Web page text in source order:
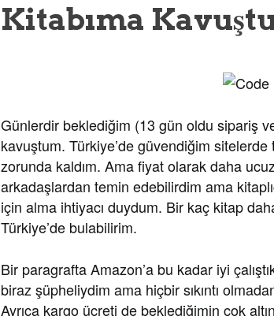
Kitabıma
Günlerdir beklediğim (13 gün oldu sipariş
kavuştum. Türkiye’de güvendiğim
zorunda kaldım. Ama fiyat olarak daha
arkadaşlardan temin edebilirdim ama
için alma ihtiyacı duydum. Bir kaç kitap
Türkiye’de bulabilirim.
Bir paragrafta Amazon’a bu kadar iyi
biraz şüpheliydim ama hiçbir sıkıntı
Ayrıca kargo ücreti de beklediğimin çok